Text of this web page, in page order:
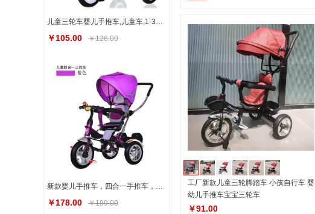
儿童三轮车婴儿手推车,儿童车,1-3岁儿童手推车,厂家直供脚踏童车
￥105.00 ￥126.00
新款婴儿手推车，四合一手推车，婴儿三轮手推车
￥178.00 ￥199.00
工厂新款儿童三轮脚踏车 小孩自行车 婴
幼儿手推车宝宝三轮车
￥91.00